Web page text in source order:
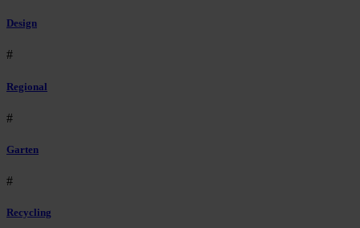
Design
#
Regional
#
Garten
#
Recycling